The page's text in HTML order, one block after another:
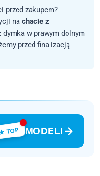
przed zakupem?
na chacie z
w prawym dolnym
przed finalizacją
★ TOP MODELI